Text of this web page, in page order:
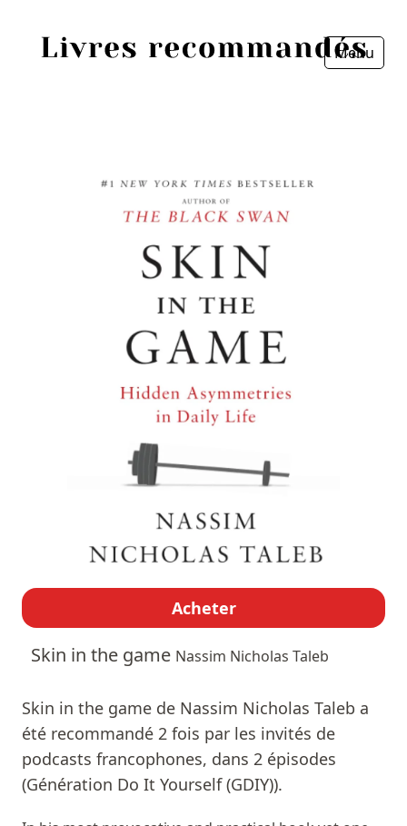
Menu
Acheter
Skin in the game Nassim Nicholas Taleb
Skin in the game de Nassim Nicholas Taleb a
été recommandé 2 fois par les invités de
podcasts francophones, dans 2 épisodes
(Génération Do It Yourself (GDIY)).
Livres les plus recommandés
Prix littéraires
Fermer